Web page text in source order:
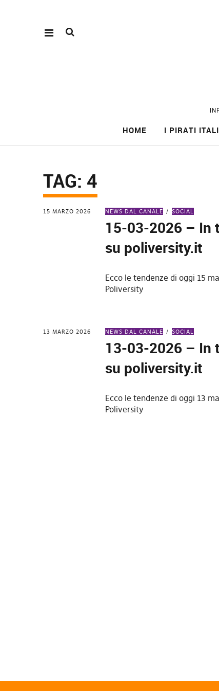
HOME I PIRATI
TAG: 4
15 MARZO 2026 NEWS DAL CANALE SOCIAL
15-03-2026 – In
su poliversity.it
Ecco le tendenze di oggi 15
Poliversity
13 MARZO 2026 NEWS DAL CANALE SOCIAL
13-03-2026 – In
su poliversity.it
Ecco le tendenze di oggi 13
Poliversity